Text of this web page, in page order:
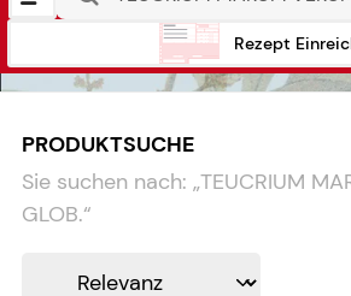
Rezept
PRODUKTSUCHE
Sie suchen nach: „TEUCRIUM
GLOB.“